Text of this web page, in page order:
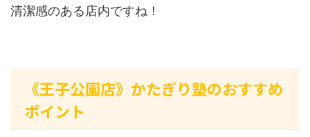
清潔感のある店内ですね！
《王子公園店》かたぎり塾のおすすめ
ポイント